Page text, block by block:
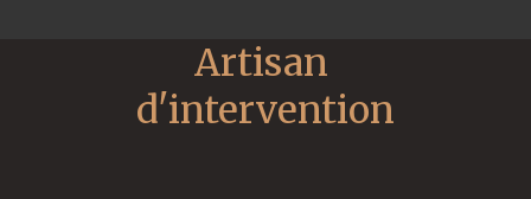
Artisan
d'intervention